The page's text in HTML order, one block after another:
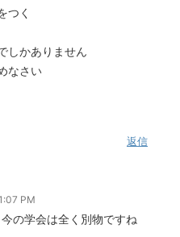
つく
しかありません
なさい
返信
PM
の学会は全く別物ですね